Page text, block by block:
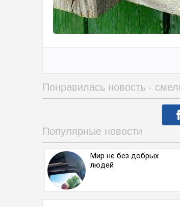
Понравилась новость -
Популярные новости
Мир не без добрых
людей